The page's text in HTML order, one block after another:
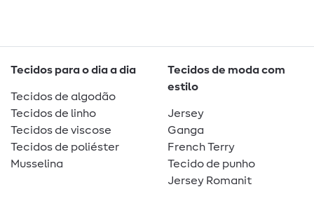
Tecidos para o dia a dia
Tecidos de algodão
Tecidos de linho
Tecidos de viscose
Tecidos de poliéster
Musselina
Tecidos de moda com
estilo
Jersey
Ganga
French Terry
Tecido de punho
Jersey Romanit